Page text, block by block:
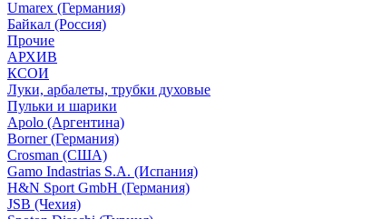
Umarex (Германия)
Байкал (Россия)
Прочие
АРХИВ
КСОИ
Луки, арбалеты, трубки духовые
Пульки и шарики
Apolo (Аргентина)
Borner (Германия)
Crosman (США)
Gamo Indastrias S.A. (Испания)
H&N Sport GmbH (Германия)
JSB (Чехия)